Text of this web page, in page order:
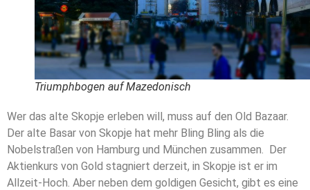
Triumphbogen auf Mazedonisch
Wer das alte Skopje erleben will, muss auf den Old Bazaar.
Der alte Basar von Skopje hat mehr Bling Bling als die
Nobelstraßen von Hamburg und München zusammen. Der
Aktienkurs von Gold stagniert derzeit, in Skopje ist er im
Allzeit-Hoch. Aber neben dem goldigen Gesicht, gibt es eine